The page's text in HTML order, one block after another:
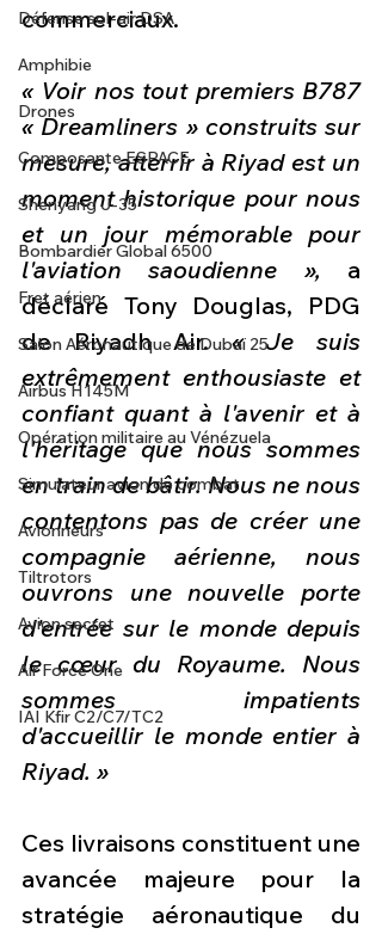
Défense sol-air DSA
Amphibie
Drones
Composante ESPACE
Shenyang J-35
Bombardier Global 6500
Fret aérien
Salon Aéronautique de Dubaï 25
Airbus H145M
Opération militaire au Vénézuela
Simulateur avion de combat
Avionneurs
Tiltrotors
Avion secret
Air Force One
IAI Kfir C2/C7/TC2
commerciaux.
« Voir nos tout premiers B787
« Dreamliners » construits sur
mesure, atterrir à Riyad est un
moment historique pour nous
et un jour mémorable pour
l'aviation saoudienne », a
déclaré Tony Douglas, PDG
de Riyadh Air. « Je suis
extrêmement enthousiaste et
confiant quant à l'avenir et à
l'héritage que nous sommes
en train de bâtir. Nous ne nous
contentons pas de créer une
compagnie aérienne, nous
ouvrons une nouvelle porte
d'entrée sur le monde depuis
le cœur du Royaume. Nous
sommes impatients
d'accueillir le monde entier à
Riyad. »
Ces livraisons constituent une
avancée majeure pour la
stratégie aéronautique du